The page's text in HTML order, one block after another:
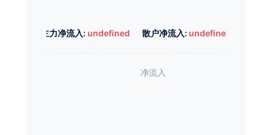
主力净流入: undefined 散户净流入: undefined